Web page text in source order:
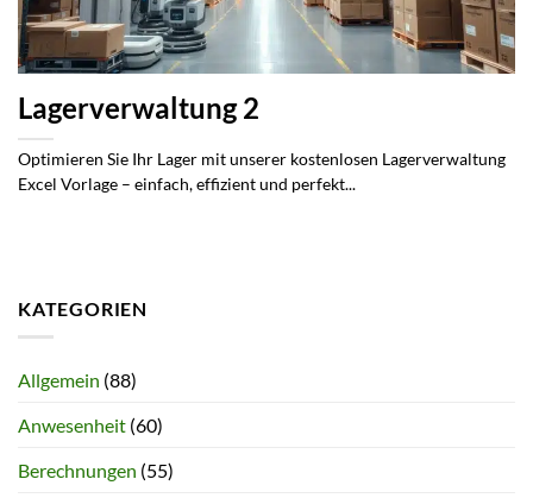
Lagerverwaltung 2
Optimieren Sie Ihr Lager mit unserer kostenlosen Lagerverwaltung
Excel Vorlage – einfach, effizient und perfekt...
KATEGORIEN
Allgemein (88)
Anwesenheit (60)
Berechnungen (55)